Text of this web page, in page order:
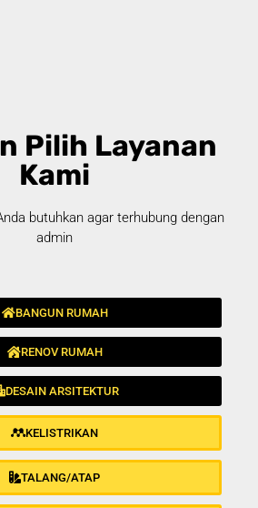
Pilih Layanan
Kami
butuhkan agar terhubung dengan
admin
BANGUN RUMAH
RENOV RUMAH
DESAIN ARSITEKTUR
KELISTRIKAN
TALANG/ATAP